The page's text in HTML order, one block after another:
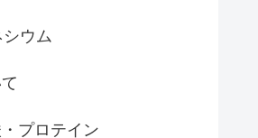
ウム
プロテイン